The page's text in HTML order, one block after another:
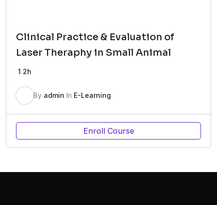
Clinical Practice & Evaluation of
Laser Theraphy in Small Animal
1 2h
By admin In E-Learning
Enroll Course